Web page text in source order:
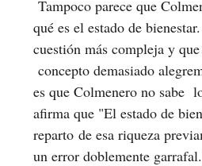
Tampoco parece que
qué es el estado de
cuestión más compleja y
concepto demasiado
es que Colmenero no sabe
afirma que "El estado de
reparto de esa riqueza
un error doblemente garrafal.